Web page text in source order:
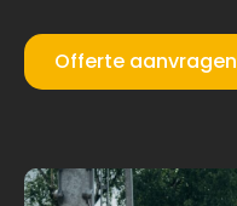
Offerte aanvragen